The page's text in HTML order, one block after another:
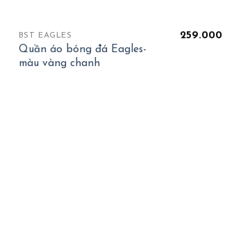
BST EAGLES
Quần áo bóng đá Eagles-
màu vàng chanh
259.000